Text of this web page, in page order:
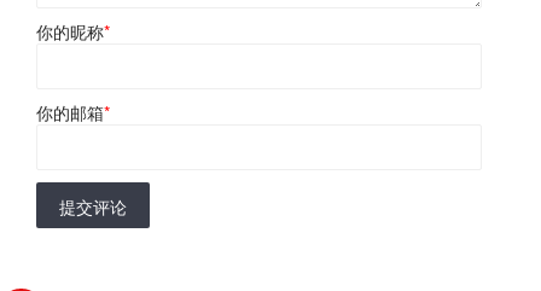
你的昵称*
你的邮箱*
提交评论